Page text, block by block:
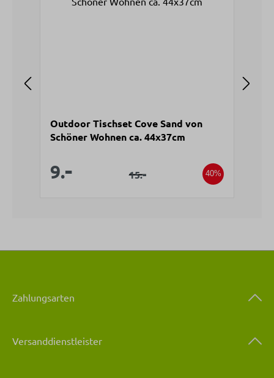
Outdoor Tischset Cove Sand von
Schöner Wohnen ca. 44x37cm
Verkaufspreis:
9.- Regulärer Preis:
15.- 40%
Zahlungsarten
Versanddienstleister